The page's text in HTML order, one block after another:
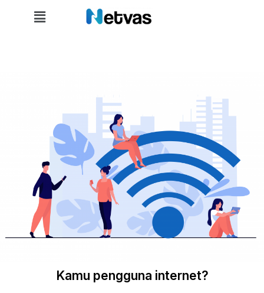
Kamu pengguna internet?